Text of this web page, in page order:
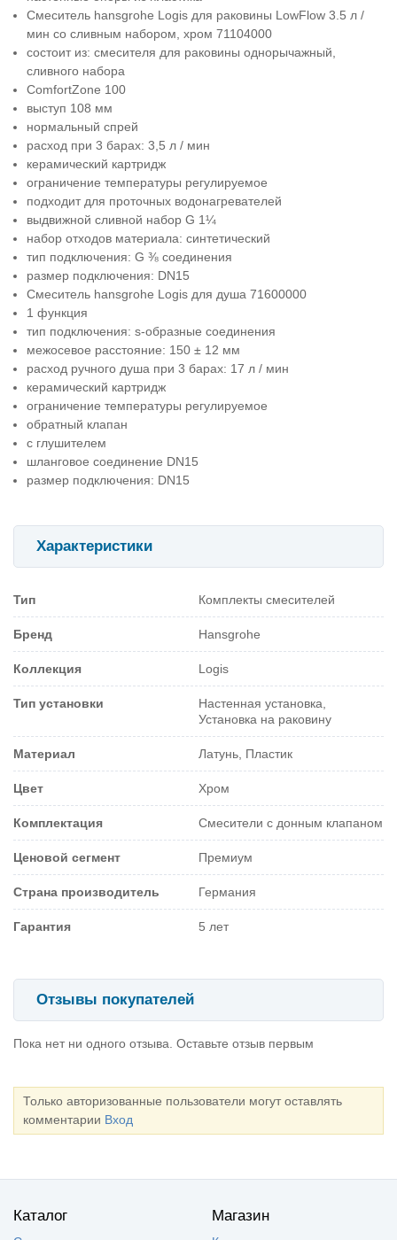
Смеситель hansgrohe Logis для раковины LowFlow 3.5 л /
мин со сливным набором, хром 71104000
состоит из: смесителя для раковины однорычажный,
сливного набора
ComfortZone 100
выступ 108 мм
нормальный спрей
расход при 3 барах: 3,5 л / мин
керамический картридж
ограничение температуры регулируемое
подходит для проточных водонагревателей
выдвижной сливной набор G 1¼
набор отходов материала: синтетический
тип подключения: G ⅜ соединения
размер подключения: DN15
Смеситель hansgrohe Logis для душа 71600000
1 функция
тип подключения: s-образные соединения
межосевое расстояние: 150 ± 12 мм
расход ручного душа при 3 барах: 17 л / мин
керамический картридж
ограничение температуры регулируемое
обратный клапан
с глушителем
шланговое соединение DN15
размер подключения: DN15
Характеристики
Тип Комплекты смесителей
Бренд Hansgrohe
Коллекция Logis
Тип установки
Настенная установка,
Установка на раковину
Материал Латунь, Пластик
Цвет Хром
Комплектация Смесители с донным клапаном
Ценовой сегмент Премиум
Страна производитель Германия
Гарантия 5 лет
Отзывы покупателей
Пока нет ни одного отзыва. Оставьте отзыв первым
Только авторизованные пользователи могут оставлять
комментарии Вход
Каталог Магазин